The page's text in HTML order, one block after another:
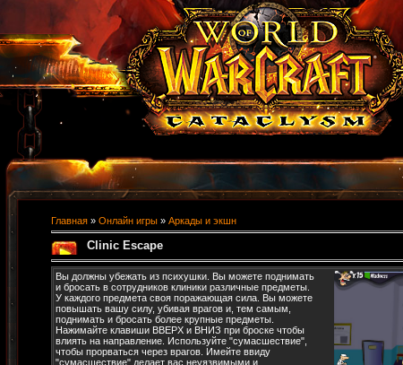
Главная » Онлайн игры » Аркады и экшн
Clinic Escape
Вы должны убежать из психушки. Вы можете поднимать
и бросать в сотрудников клиники различные предметы.
У каждого предмета своя поражающая сила. Вы можете
повышать вашу силу, убивая врагов и, тем самым,
поднимать и бросать более крупные предметы.
Нажимайте клавиши ВВЕРХ и ВНИЗ при броске чтобы
влиять на направление. Используйте "сумасшествие",
чтобы прорваться через врагов. Имейте ввиду
"сумасшествие" делает вас неуязвимыми и